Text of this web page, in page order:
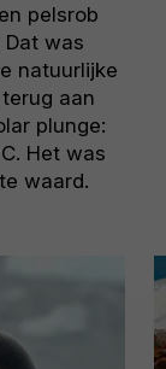
pelsrob
was
natuurlijke
aan
plunge:
Het was
waard.